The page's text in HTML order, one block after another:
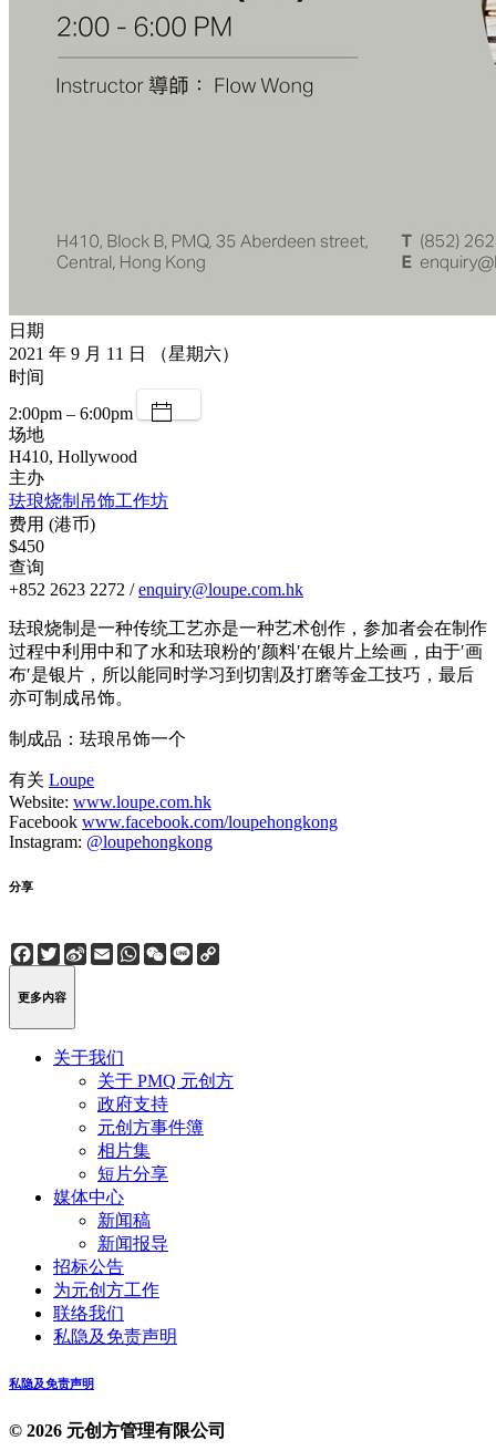
日期
2021 年 9 月 11 日 （星期六）
时间
2:00pm – 6:00pm
场地
H410, Hollywood
主办
珐琅烧制吊饰工作坊
费用 (港币)
$450
查询
+852 2623 2272 /enquiry@loupe.com.hk
珐琅烧制是一种传统工艺亦是一种艺术创作，参加者会在制作
过程中利用中和了水和珐琅粉的′颜料′在银片上绘画，由于′画
布′是银片，所以能同时学习到切割及打磨等金工技巧，最后
亦可制成吊饰。
制成品：珐琅吊饰一个
有关 Loupe
Website: www.loupe.com.hk
Facebook www.facebook.com/loupehongkong
Instagram: @loupehongkong
分享
Facebook
Twitter
Sina
Weibo
EmailWhatsApp
WeChat
Line
更多内容
关于我们
关于 PMQ 元创方
政府支持
元创方事件簿
相片集
短片分享
媒体中心
新闻稿
新闻报导
招标公告
为元创方工作
联络我们
私隐及免责声明
私隐及免责声明
© 2026 元创方管理有限公司